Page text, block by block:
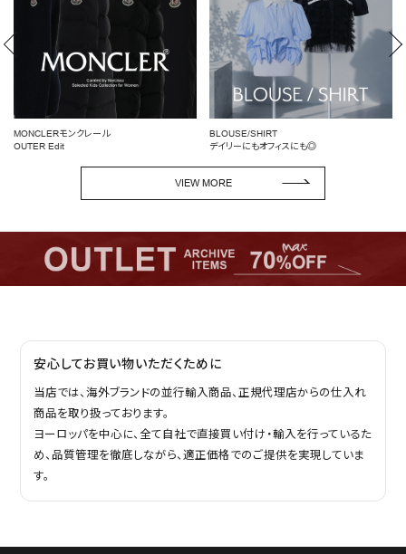
BLOUSE/SHIRT
デイリーにもオフィスにも◎
女性らしいシルエットを引き立てる
ペプラムトップス
VIEW MORE
安心してお買い物いただくために
当店では、海外ブランドの並行輸入商品、正規代理店からの仕入れ
商品を取り扱っております。
ヨーロッパを中心に、全て自社で直接買い付け・輸入を行っているた
め、品質管理を徹底しながら、適正価格でのご提供を実現していま
す。